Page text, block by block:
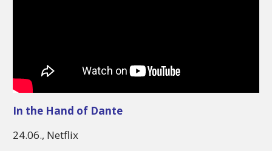
In the Hand of Dante
24.06., Netflix